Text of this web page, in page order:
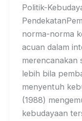
Politik-
norma-norma
acuan dalam
merencanakan
lebih bila
menyentuh
(1988)
kebudayaan